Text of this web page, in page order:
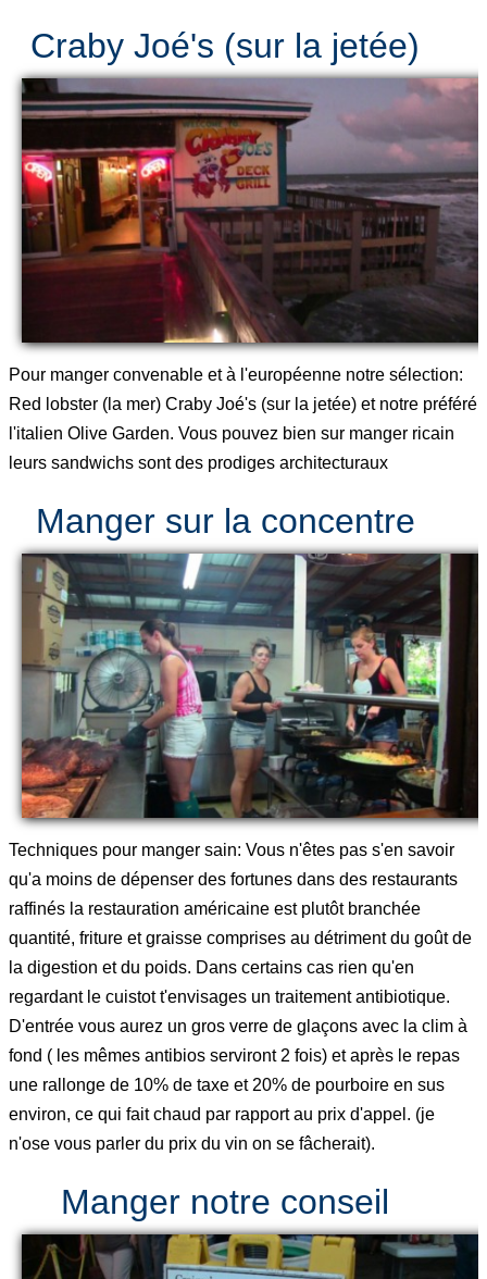
Craby Joé's (sur la jetée)
Pour manger convenable et à l'européenne notre sélection:
Red lobster (la mer) Craby Joé's (sur la jetée) et notre préféré
l'italien Olive Garden. Vous pouvez bien sur manger ricain
leurs sandwichs sont des prodiges architecturaux
Manger sur la concentre
Techniques pour manger sain: Vous n'êtes pas s'en savoir
qu'a moins de dépenser des fortunes dans des restaurants
raffinés la restauration américaine est plutôt branchée
quantité, friture et graisse comprises au détriment du goût de
la digestion et du poids. Dans certains cas rien qu'en
regardant le cuistot t'envisages un traitement antibiotique.
D'entrée vous aurez un gros verre de glaçons avec la clim à
fond ( les mêmes antibios serviront 2 fois) et après le repas
une rallonge de 10% de taxe et 20% de pourboire en sus
environ, ce qui fait chaud par rapport au prix d'appel. (je
n'ose vous parler du prix du vin on se fâcherait).
Manger notre conseil